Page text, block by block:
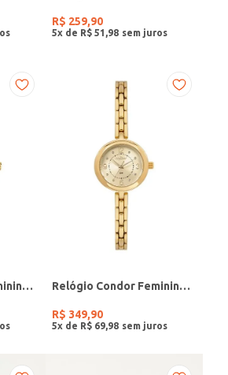
R$ 259,90
5x de R$ 51 98
Relógio Condor Feminino DOURADO Relógio Condor Feminino DOURADO
R$ 349,90
5x de R$ 69 98